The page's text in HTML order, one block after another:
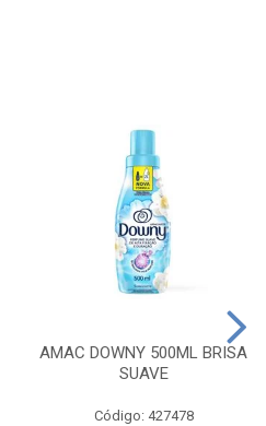
AMAC DOWNY 500ML BRISA
SUAVE
Código: 427478